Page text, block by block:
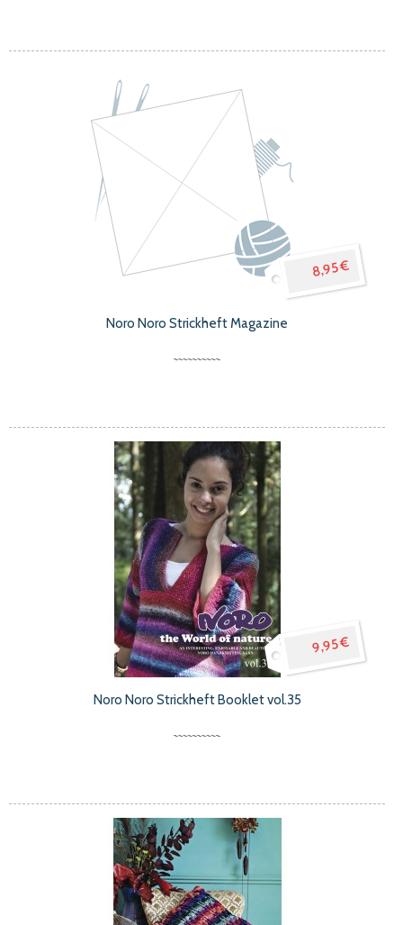
8,95 €
Noro Noro Strickheft Magazine
9,95 €
Noro Noro Strickheft Booklet vol.35